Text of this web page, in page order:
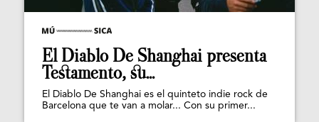
El Diablo De Shanghai presenta
Testamento, su...
El Diablo De Shanghai es el quinteto indie rock de
Barcelona que te van a molar... Con su primer...